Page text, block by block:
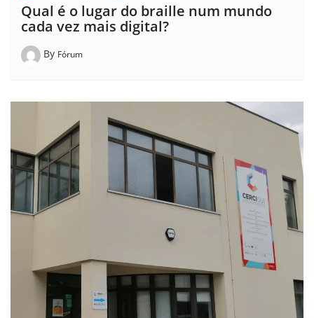
Qual é o lugar do braille num mundo
cada vez mais digital?
By Fórum